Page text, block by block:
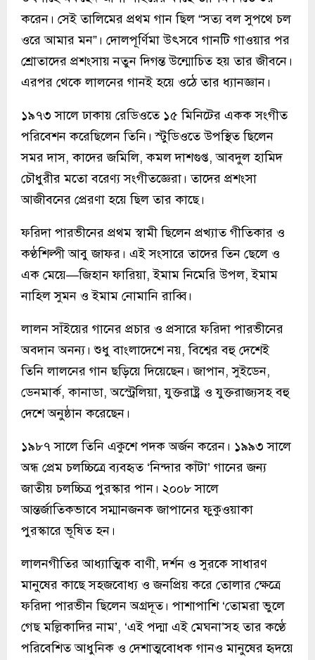
করেন। সেই তালিমের প্রথম গান ছিল “সত্য বল সুপথে চল
ওরে আমার মন”। দোলপূর্ণিমা উৎসবে গানটি গাওয়ার পর
শ্রোতাদের প্রশংসায় নতুন দিগন্ত উন্মোচিত হয় তার জীবনে।
এরপর থেকে লালনের গানই হয়ে ওঠে তার ধ্যানজ্ঞান।
১৯৭৩ সালে ঢাকায় রেডিওতে ১৫ মিনিটের একক সংগীত
পরিবেশন করেছিলেন তিনি। স্টুডিওতে উপস্থিত ছিলেন
সমর দাস, কাদের জমিলি, কমল দাশগুপ্ত, আবদুল হামিদ
চৌধুরীর মতো বরেণ্য সংগীতজ্ঞেরা। তাদের প্রশংসা
আজীবনের প্রেরণা হয়ে ছিল তার কাছে।
ফরিদা পারভীনের প্রথম স্বামী ছিলেন প্রখ্যাত গীতিকার ও
কণ্ঠশিল্পী আবু জাফর। এই সংসারে তাদের তিন ছেলে ও
এক মেয়ে—জিহান ফারিয়া, ইমাম নিমেরি উপল, ইমাম
নাহিল সুমন ও ইমাম নোমানি রাব্বি।
লালন সাঁইয়ের গানের প্রচার ও প্রসারে ফরিদা পারভীনের
অবদান অনন্য। শুধু বাংলাদেশে নয়, বিশ্বের বহু দেশেই
তিনি লালনের গান ছড়িয়ে দিয়েছেন। জাপান, সুইডেন,
ডেনমার্ক, কানাডা, অস্ট্রেলিয়া, যুক্তরাষ্ট্র ও যুক্তরাজ্যসহ বহু
দেশে অনুষ্ঠান করেছেন।
১৯৮৭ সালে তিনি একুশে পদক অর্জন করেন। ১৯৯৩ সালে
অন্ধ প্রেম চলচ্চিত্রে ব্যবহৃত ‘নিন্দার কাঁটা’ গানের জন্য
জাতীয় চলচ্চিত্র পুরস্কার পান। ২০০৮ সালে
আন্তর্জাতিকভাবে সম্মানজনক জাপানের ফুকুওয়াকা
পুরস্কারে ভূষিত হন।
লালনগীতির আধ্যাত্মিক বাণী, দর্শন ও সুরকে সাধারণ
মানুষের কাছে সহজবোধ্য ও জনপ্রিয় করে তোলার ক্ষেত্রে
ফরিদা পারভীন ছিলেন অগ্রদূত। পাশাপাশি ‘তোমরা ভুলে
গেছ মল্লিকাদির নাম’, ‘এই পদ্মা এই মেঘনা’সহ তার কণ্ঠে
পরিবেশিত আধুনিক ও দেশাত্মবোধক গানও মানুষের হৃদয়ে